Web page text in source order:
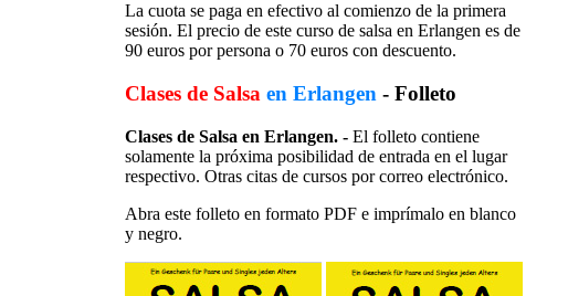
La cuota se paga en efectivo al comienzo de la primera
sesión. El precio de este curso de salsa en Erlangen es de
90 euros por persona o 70 euros con descuento.
Clases de Salsa en Erlangen - Folleto
Clases de Salsa en Erlangen. -El folleto contiene
solamente la próxima posibilidad de entrada en el lugar
respectivo. Otras citas de cursos por correo electrónico.
Abra este folleto en formato PDF e imprímalo en blanco
y negro.